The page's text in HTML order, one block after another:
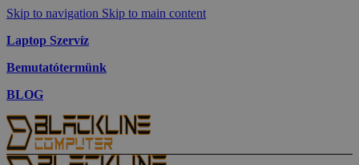
Skip to navigation Skip to main content
Laptop Szervíz
Bemutatótermünk
BLOG